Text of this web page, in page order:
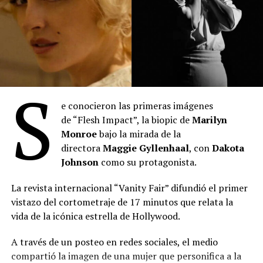
“Toy Story 5”: Se posicionó en el primer lugar del
mes con 2.027.345 espectadores durante julio. La
película de Disney-Pixar acumula 3.613.307
entradas desde su estreno el 18 de junio,
va del año. Lideró el ranking semanal todo el mes
hasta el estreno de “Spider-Man: Un nuevo día”. Es
la película más taquillera de 2026.
“Minions & Monstruos” : Se ubicó en el segundo
puesto con 989.908 entradas vendidas durante sus
S
e conocieron las primeras imágenes
de “Flesh Impact”, la biopic deMarilyn
Monroebajo la mirada de la
directoraMaggie Gyllenhaal, conDakota
Johnson como su protagonista.
La revista internacional “Vanity Fair” difundió el primer
vistazo del cortometraje de 17 minutos que relata la
vida de la icónica estrella de Hollywood.
A través de un posteo en redes sociales, el medio
compartió la imagen de una mujer que personifica a la